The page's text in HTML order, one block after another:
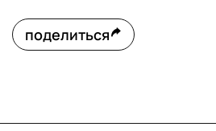
поделиться